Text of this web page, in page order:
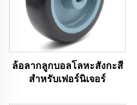
ล้อลากลูกบอลโลหะสังกะสี
สำหรับเฟอร์นิเจอร์